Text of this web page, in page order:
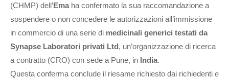
(CHMP) dell’Ema ha confermato la sua raccomandazione a
sospendere o non concedere le autorizzazioni all’immissione
in commercio di una serie di medicinali generici testati da
Synapse Laboratori privati Ltd, un’organizzazione di ricerca
a contratto (CRO) con sede a Pune, in India.
Questa conferma conclude il riesame richiesto dai richiedenti e